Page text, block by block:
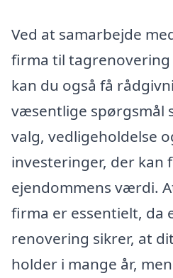
Ved at samarbejde
firma til tagrenovering
kan du også få
væsentlige spørgsmål
valg, vedligeholdelse
investeringer, der kan
ejendommens værdi.
firma er essentielt, da
renovering sikrer, at
holder i mange år,